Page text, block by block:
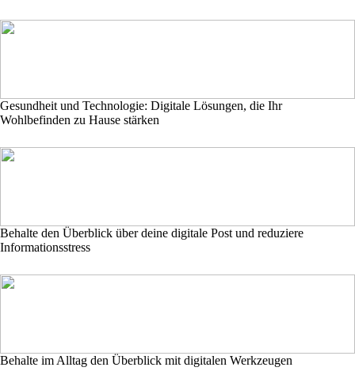
Gesundheit und Technologie: Digitale Lösungen, die Ihr
Wohlbefinden zu Hause stärken
Behalte den Überblick über deine digitale Post und reduziere
Informationsstress
Behalte im Alltag den Überblick mit digitalen Werkzeugen